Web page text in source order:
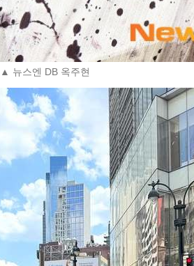
▲ 뉴스엔 DB 옥주현